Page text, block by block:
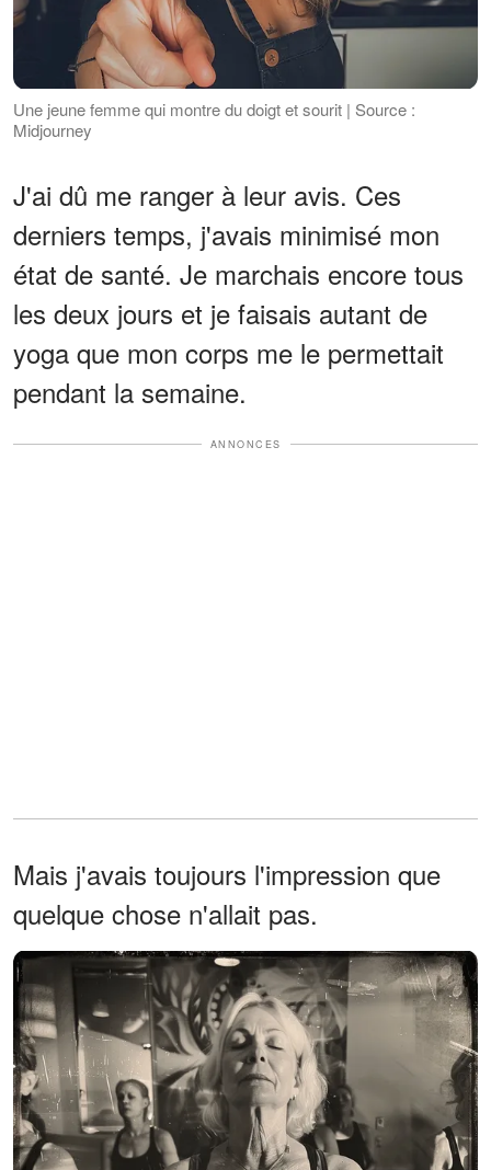
Une jeune femme qui montre du doigt et sourit | Source :
Midjourney
J'ai dû me ranger à leur avis. Ces
derniers temps, j'avais minimisé mon
état de santé. Je marchais encore tous
les deux jours et je faisais autant de
yoga que mon corps me le permettait
pendant la semaine.
ANNONCES
Mais j'avais toujours l'impression que
quelque chose n'allait pas.